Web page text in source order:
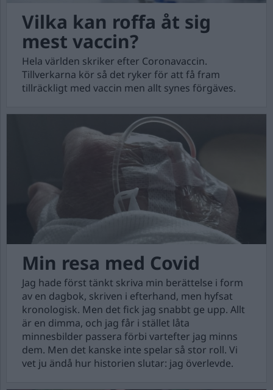
Vilka kan roffa åt sig
mest vaccin?
Hela världen skriker efter Coronavaccin.
Tillverkarna kör så det ryker för att få fram
tillräckligt med vaccin men allt synes förgäves.
Min resa med Covid
Jag hade först tänkt skriva min berättelse i form
av en dagbok, skriven i efterhand, men hyfsat
kronologisk. Men det fick jag snabbt ge upp. Allt
är en dimma, och jag får i stället låta
minnesbilder passera förbi vartefter jag minns
dem. Men det kanske inte spelar så stor roll. Vi
vet ju ändå hur historien slutar: jag överlevde.